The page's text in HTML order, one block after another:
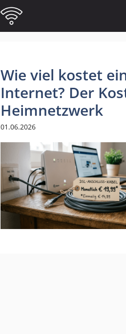
Wie viel kostet
Internet? Der
Heimnetzwerk
01.06.2026